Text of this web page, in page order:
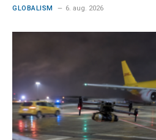
GLOBALISM 6. aug. 2026